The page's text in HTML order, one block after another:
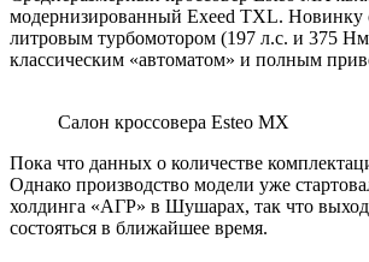
модернизированный Exeed TXL. Новинку
литровым турбомотором (197 л.с. и 375
классическим «автоматом» и полным
Салон кроссовера Esteo MX
Пока что данных о количестве
Однако производство модели уже
холдинга «АГР» в Шушарах, так что
состояться в ближайшее время.